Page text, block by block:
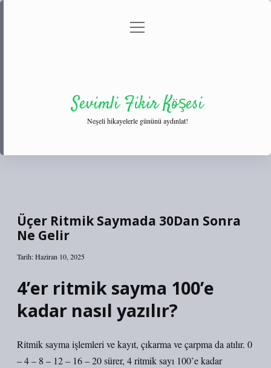
Gizlilik Politikası
menüyü
Sevimli Fikir Köşesi
Neşeli hikayelerle gününü aydınlat!
Üçer Ritmik Saymada 30Dan Sonra
Ne Gelir
Tarih: Haziran 10, 2025
4’er ritmik sayma 100’e
kadar nasıl yazılır?
Ritmik sayma işlemleri ve kayıt, çıkarma ve çarpma da atılır. 0
– 4 – 8 – 12 – 16 – 20 sürer, 4 ritmik sayı 100’e kadar